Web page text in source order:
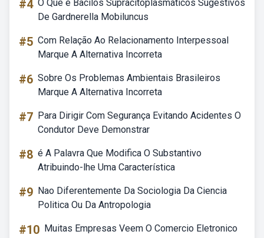
#4 O Que é Bacilos Supracitoplasmáticos Sugestivos
De Gardnerella Mobiluncus
#5 Com Relação Ao Relacionamento Interpessoal
Marque A Alternativa Incorreta
#6 Sobre Os Problemas Ambientais Brasileiros
Marque A Alternativa Incorreta
#7 Para Dirigir Com Segurança Evitando Acidentes O
Condutor Deve Demonstrar
#8 é A Palavra Que Modifica O Substantivo
Atribuindo-lhe Uma Característica
#9 Nao Diferentemente Da Sociologia Da Ciencia
Politica Ou Da Antropologia
#10 Muitas Empresas Veem O Comercio Eletronico